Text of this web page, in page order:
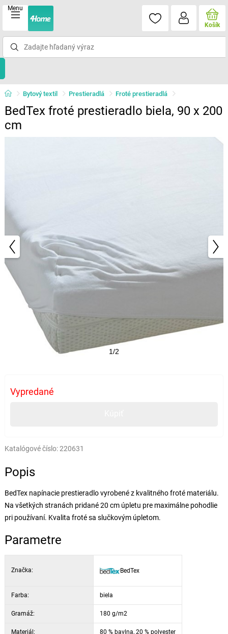
Menu
Košík
Bytový textil Prestieradlá Froté prestieradlá
BedTex froté prestieradlo biela, 90 x 200
cm
1/2
Vypredané
Katalógové číslo:220631
Popis
BedTex napínacie prestieradlo vyrobené z kvalitného froté materiálu.
Na všetkých stranách pridané 20 cm úpletu pre maximálne pohodlie
pri používaní. Kvalita froté sa slučkovým úpletom.
Parametre
Značka: BedTex
Farba: biela
Gramáž: 180 g/m2
Materiál: 80 % bavlna, 20 % polyester